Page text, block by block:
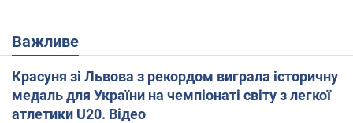
Важливе
Красуня зі Львова з рекордом виграла історичну
медаль для України на чемпіонаті світу з легкої
атлетики U20. Відео